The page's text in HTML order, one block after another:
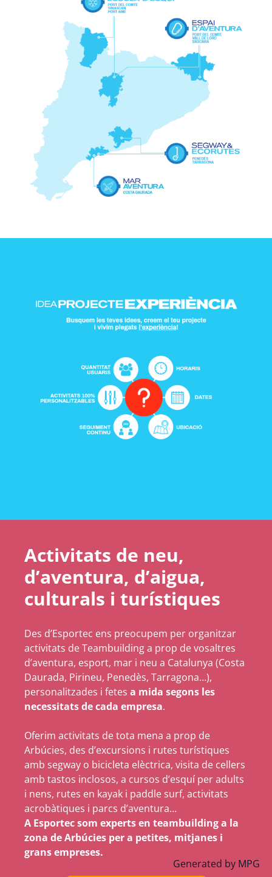
Activitats de neu,
d’aventura, d’aigua,
culturals i turístiques
Des d’Esportec ens preocupem per organitzar
activitats de Teambuilding a prop de vosaltres
d’aventura, esport, mar i neu a Catalunya (Costa
Daurada, Pirineu, Penedès, Tarragona…),
personalitzades i fetes a mida segons les
necessitats de cada empresa.
Oferim activitats de tota mena a prop de
Arbúcies, des d’excursions i rutes turístiques
amb segway o bicicleta elèctrica, visita de cellers
amb tastos inclosos, a cursos d’esquí per adults
i nens, rutes en kayak i paddle surf, activitats
acrobàtiques i parcs d’aventura…
A Esportec som experts en teambuilding a la
zona de Arbúcies per a petites, mitjanes i
grans empreses.
Generated by MPG